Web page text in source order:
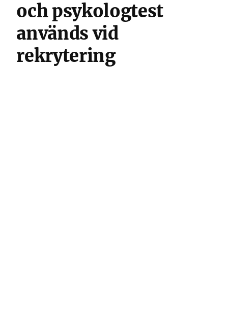
och psykologtest
används vid
rekrytering